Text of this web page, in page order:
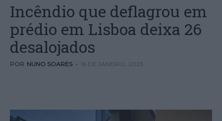
Incêndio que deflagrou em
prédio em Lisboa deixa 26
desalojados
POR NUNO SOARES - 16 DE JANEIRO, 2023